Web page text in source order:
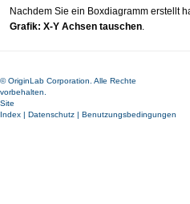
Nachdem Sie ein Boxdiagramm erstellt
Grafik: X-Y Achsen tauschen.
© OriginLab Corporation. Alle Rechte
vorbehalten.
Site
Index | Datenschutz | Benutzungsbedingungen